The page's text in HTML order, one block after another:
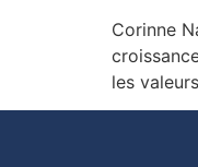
Corinne
les